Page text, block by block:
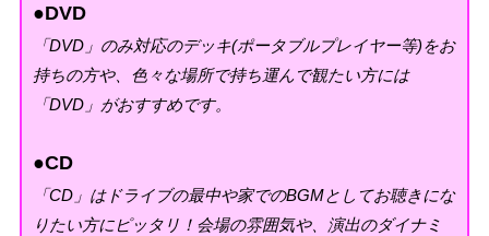
●DVD
「DVD」のみ対応のデッキ(ポータブルプレイヤー等)をお
持ちの方や、色々な場所で持ち運んで観たい方には
「DVD」がおすすめです。
●CD
「CD」はドライブの最中や家でのBGMとしてお聴きにな
りたい方にピッタリ！会場の雰囲気や、演出のダイナミ